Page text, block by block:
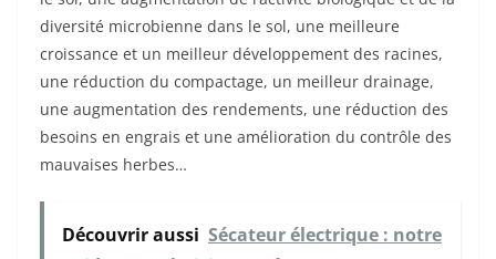
diversité microbienne dans le sol, une meilleure
croissance et un meilleur développement des racines,
une réduction du compactage, un meilleur drainage,
une augmentation des rendements, une réduction des
besoins en engrais et une amélioration du contrôle des
mauvaises herbes…
Découvrir aussi Sécateur électrique : notre